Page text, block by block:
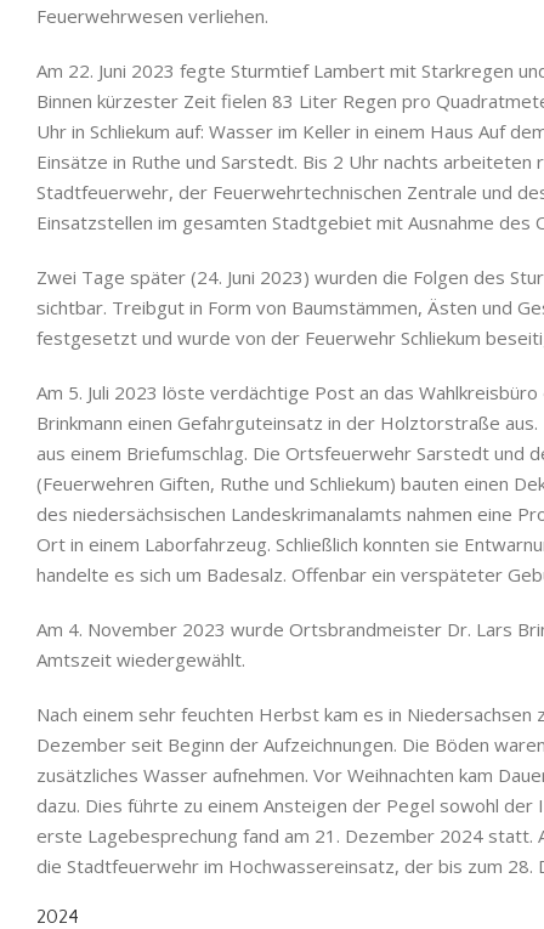
Feuerwehrwesen verliehen.
Am 22. Juni 2023 fegte Sturmtief Lambert mit Starkregen
Binnen kürzester Zeit fielen 83 Liter Regen pro
Uhr in Schliekum auf: Wasser im Keller in einem Haus Auf
Einsätze in Ruthe und Sarstedt. Bis 2 Uhr nachts
Stadtfeuerwehr, der Feuerwehrtechnischen Zentrale und
Einsatzstellen im gesamten Stadtgebiet mit Ausnahme des
Zwei Tage später (24. Juni 2023) wurden die Folgen des
sichtbar. Treibgut in Form von Baumstämmen, Ästen und
festgesetzt und wurde von der Feuerwehr Schliekum
Am 5. Juli 2023 löste verdächtige Post an das
Brinkmann einen Gefahrguteinsatz in der Holztorstraße
aus einem Briefumschlag. Die Ortsfeuerwehr Sarstedt und
(Feuerwehren Giften, Ruthe und Schliekum) bauten einen
des niedersächsischen Landeskrimanalamts nahmen eine
Ort in einem Laborfahrzeug. Schließlich konnten sie
handelte es sich um Badesalz. Offenbar ein verspäteter
Am 4. November 2023 wurde Ortsbrandmeister Dr. Lars
Amtszeit wiedergewählt.
Nach einem sehr feuchten Herbst kam es in Niedersachsen
Dezember seit Beginn der Aufzeichnungen. Die Böden
zusätzliches Wasser aufnehmen. Vor Weihnachten kam
dazu. Dies führte zu einem Ansteigen der Pegel sowohl der
erste Lagebesprechung fand am 21. Dezember 2024 statt.
die Stadtfeuerwehr im Hochwassereinsatz, der bis zum 28.
2024